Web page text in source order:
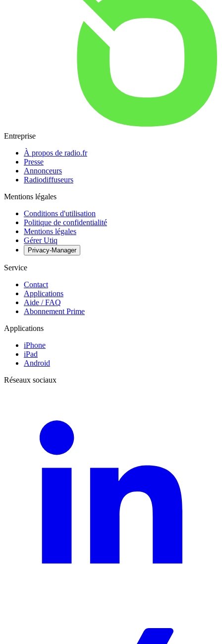
Entreprise
À propos de radio.fr
Presse
Annonceurs
Radiodiffuseurs
Mentions légales
Conditions d'utilisation
Politique de confidentialité
Mentions légales
Gérer Utiq
Privacy-Manager
Service
Contact
Applications
Aide / FAQ
Abonnement Prime
Applications
iPhone
iPad
Android
Réseaux sociaux